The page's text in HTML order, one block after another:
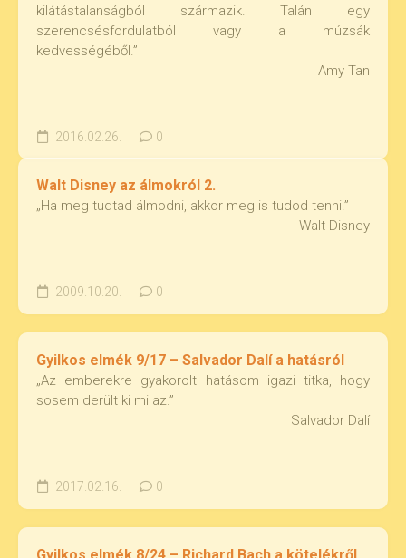
kilátástalanságból származik. Talán egy
szerencsésfordulatból vagy a múzsák
kedvességéből.”
Amy Tan
2016.02.26. 0
Walt Disney az álmokról 2.
„Ha meg tudtad álmodni, akkor meg is tudod tenni.”
Walt Disney
2009.10.20. 0
Gyilkos elmék 9/17 – Salvador Dalí a hatásról
„Az emberekre gyakorolt hatásom igazi titka, hogy
sosem derült ki mi az.”
Salvador Dalí
2017.02.16. 0